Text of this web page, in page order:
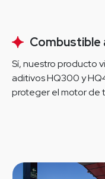
Combustible
Sí, nuestro producto
aditivos HQ300 y
proteger el motor de